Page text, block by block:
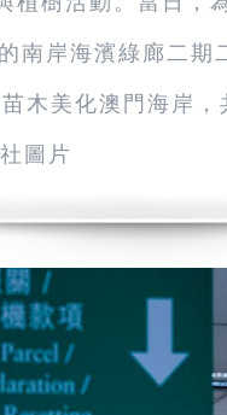
南岸海濱綠廊二期
木美化澳門海岸，
圖片